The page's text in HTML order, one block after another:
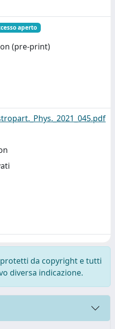
aperto
(pre-print)
da copyright e tutti
diversa indicazione.